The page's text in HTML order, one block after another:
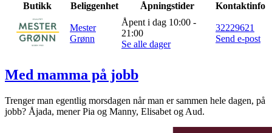
Butikk
Beliggenhet Åpningstider Kontaktinfo
Mester
Grønn
Åpent i dag 10:00 -
21:00
Se alle dager
32229621
Send e-post
Med mamma på jobb
Trenger man egentlig morsdagen når man er sammen hele dagen, på
jobb? Åjada, mener Pia og Manny, Elisabet og Aud.